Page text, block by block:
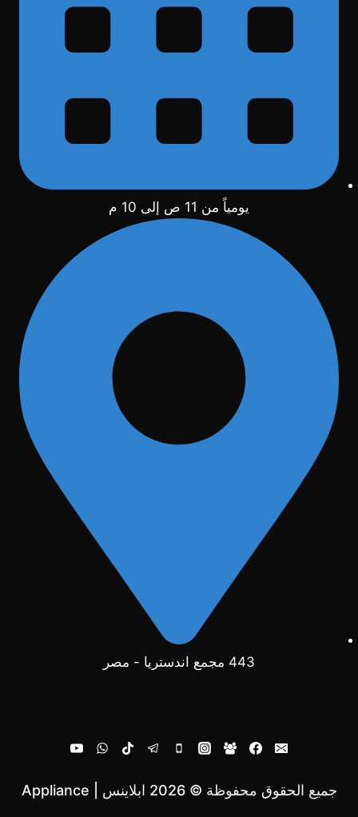
يومياً من 11 ص إلى 10 م
443 مجمع اندستريا - مصر
جميع الحقوق محفوظة © 2026 ابلاينس | Appliance